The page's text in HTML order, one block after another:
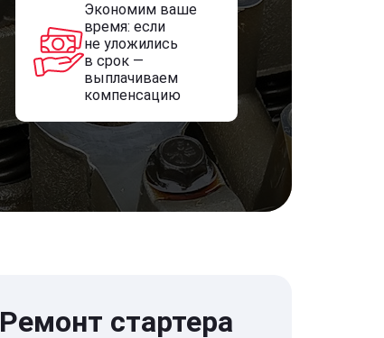
Экономим ваше
время: если
не уложились
в срок —
выплачиваем
компенсацию
Ремонт стартера